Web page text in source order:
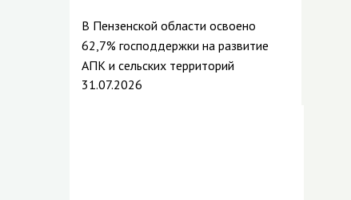
В Пензенской области освоено
62,7% господдержки на развитие
АПК и сельских территорий
31.07.2026